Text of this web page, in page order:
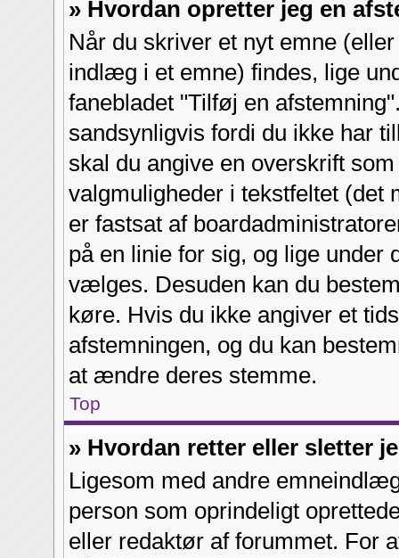
» Hvordan opretter jeg en
Når du skriver et nyt emne
indlæg i et emne) findes, lige
fanebladet "Tilføj en
sandsynligvis fordi du ikke har
skal du angive en overskrift
valgmuligheder i tekstfeltet (det
er fastsat af
på en linie for sig, og lige under
vælges. Desuden kan du
køre. Hvis du ikke angiver et
afstemningen, og du kan
at ændre deres stemme.
Top
» Hvordan retter eller sletter
Ligesom med andre
person som oprindeligt
eller redaktør af forummet. For